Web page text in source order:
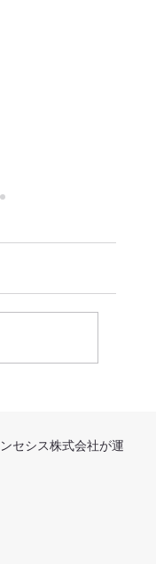
セシス株式会社が運